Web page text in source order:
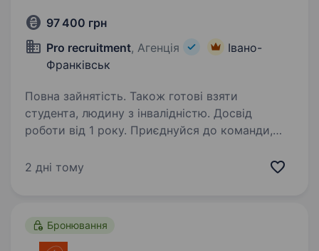
97 400 грн
Pro recruitment, Агенція
Івано-
Франківськ
Повна зайнятість. Також готові взяти
студента, людину з інвалідністю. Досвід
роботи від 1 року. Приєднуйся до команди,
допомагають нашим військовим. Це не просто
2 дні тому
Бронювання